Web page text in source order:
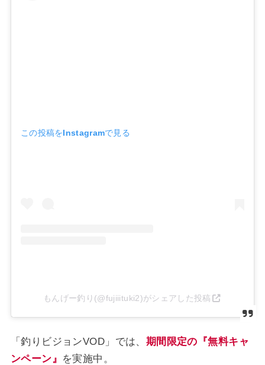
この投稿をInstagramで見る
もんげー釣り(@fujiiituki2)がシェアした投稿
「釣りビジョンVOD」では、 期間限定の『無料キャ
ンペーン』 を実施中。